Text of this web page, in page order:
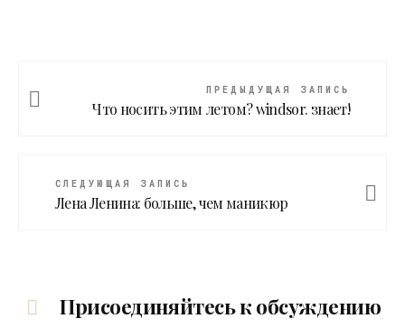
ПРЕДЫДУЩАЯ ЗАПИСЬ
Что носить этим летом? windsor. знает!
СЛЕДУЮЩАЯ ЗАПИСЬ
Лена Ленина: больше, чем маникюр
Присоединяйтесь к обсуждению